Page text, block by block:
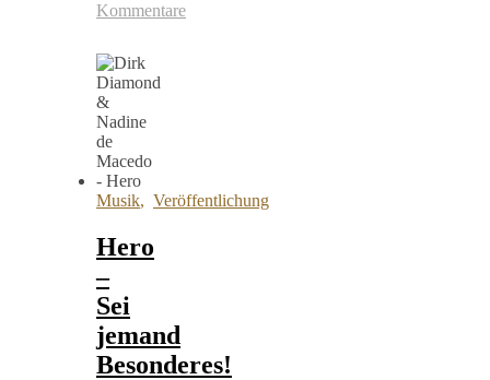
Kommentare
Musik, Veröffentlichung
Hero
–
Sei
jemand
Besonderes!